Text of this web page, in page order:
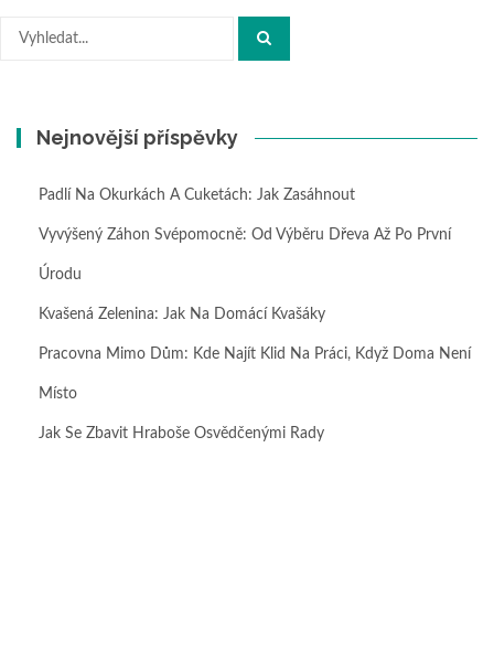
Hledat:
Nejnovější příspěvky
Padlí Na Okurkách A Cuketách: Jak Zasáhnout
Vyvýšený Záhon Svépomocně: Od Výběru Dřeva Až Po První
Úrodu
Kvašená Zelenina: Jak Na Domácí Kvašáky
Pracovna Mimo Dům: Kde Najít Klid Na Práci, Když Doma Není
Místo
Jak Se Zbavit Hraboše Osvědčenými Rady